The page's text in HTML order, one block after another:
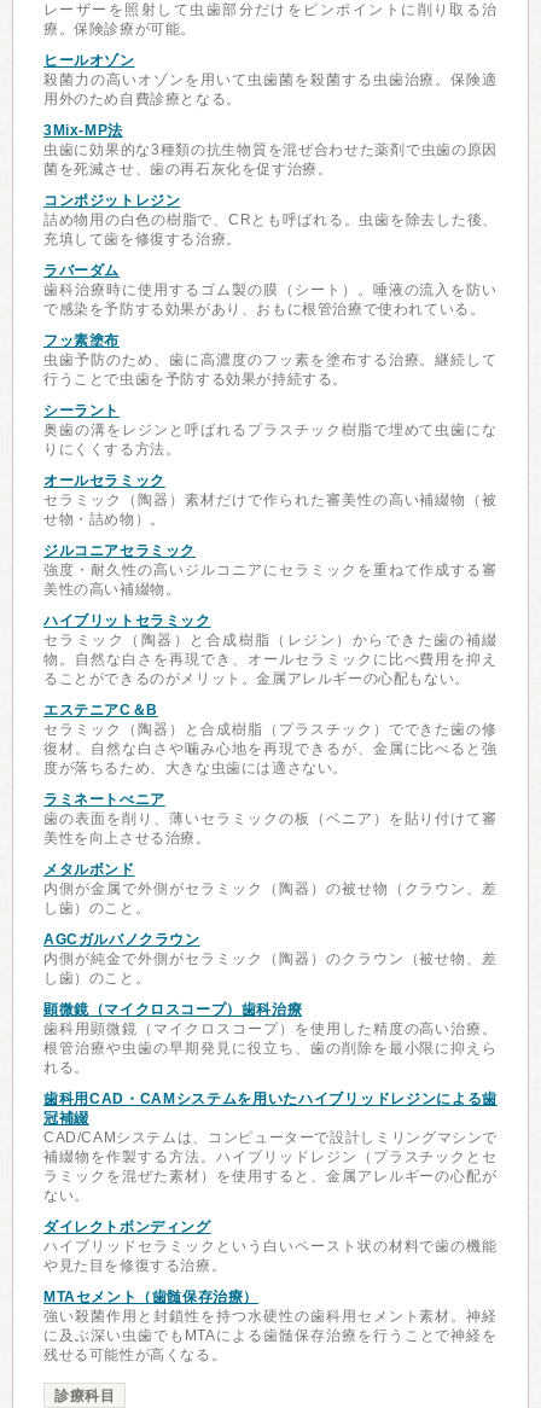
レーザーを照射して虫歯部分だけをピンポイントに削り取る治
療。保険診療が可能。
ヒールオゾン
殺菌力の高いオゾンを用いて虫歯菌を殺菌する虫歯治療。保険適
用外のため自費診療となる。
3Mix-MP法
虫歯に効果的な3種類の抗生物質を混ぜ合わせた薬剤で虫歯の原因
菌を死滅させ、歯の再石灰化を促す治療。
コンポジットレジン
詰め物用の白色の樹脂で、CRとも呼ばれる。虫歯を除去した後、
充填して歯を修復する治療。
ラバーダム
歯科治療時に使用するゴム製の膜（シート）。唾液の流入を防い
で感染を予防する効果があり、おもに根管治療で使われている。
フッ素塗布
虫歯予防のため、歯に高濃度のフッ素を塗布する治療。継続して
行うことで虫歯を予防する効果が持続する。
シーラント
奥歯の溝をレジンと呼ばれるプラスチック樹脂で埋めて虫歯にな
りにくくする方法。
オールセラミック
セラミック（陶器）素材だけで作られた審美性の高い補綴物（被
せ物・詰め物）。
ジルコニアセラミック
強度・耐久性の高いジルコニアにセラミックを重ねて作成する審
美性の高い補綴物。
ハイブリットセラミック
セラミック（陶器）と合成樹脂（レジン）からできた歯の補綴
物。自然な白さを再現でき、オールセラミックに比べ費用を抑え
ることができるのがメリット。金属アレルギーの心配もない。
エステニアC＆B
セラミック（陶器）と合成樹脂（プラスチック）でできた歯の修
復材。自然な白さや噛み心地を再現できるが、金属に比べると強
度が落ちるため、大きな虫歯には適さない。
ラミネートべニア
歯の表面を削り、薄いセラミックの板（ベニア）を貼り付けて審
美性を向上させる治療。
メタルボンド
内側が金属で外側がセラミック（陶器）の被せ物（クラウン、差
し歯）のこと。
AGCガルバノクラウン
内側が純金で外側がセラミック（陶器）のクラウン（被せ物、差
し歯）のこと。
顕微鏡（マイクロスコープ）歯科治療
歯科用顕微鏡（マイクロスコープ）を使用した精度の高い治療。
根管治療や虫歯の早期発見に役立ち、歯の削除を最小限に抑えら
れる。
歯科用CAD・CAMシステムを用いたハイブリッドレジンによる歯
冠補綴
CAD/CAMシステムは、コンピューターで設計しミリングマシンで
補綴物を作製する方法。ハイブリッドレジン（プラスチックとセ
ラミックを混ぜた素材）を使用すると、金属アレルギーの心配が
ない。
ダイレクトボンディング
ハイブリッドセラミックという白いペースト状の材料で歯の機能
や見た目を修復する治療。
MTAセメント（歯髄保存治療）
強い殺菌作用と封鎖性を持つ水硬性の歯科用セメント素材。神経
に及ぶ深い虫歯でもMTAによる歯髄保存治療を行うことで神経を
残せる可能性が高くなる。
診療科目